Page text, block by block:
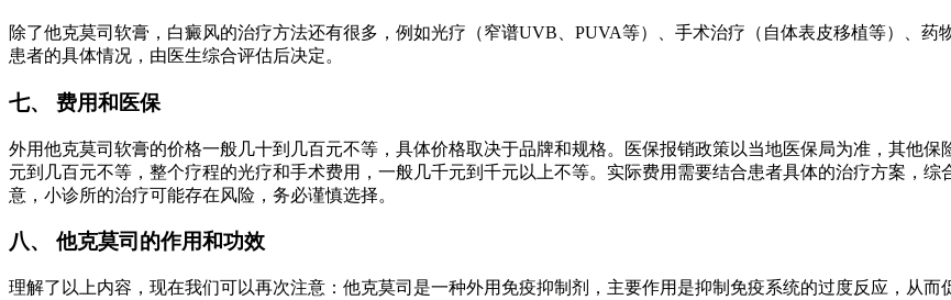
除了他克莫司软膏，白癜风的治疗方法还有很多，例如光疗（窄谱UVB、PUVA等）、手术治疗（自体表皮移植等）、
患者的具体情况，由医生综合评估后决定。
七、 费用和医保
外用他克莫司软膏的价格一般几十到几百元不等，具体价格取决于品牌和规格。医保报销政策以当地医保局为准，其他
元到几百元不等，整个疗程的光疗和手术费用，一般几千元到千元以上不等。实际费用需要结合患者具体的治疗方案，
意，小诊所的治疗可能存在风险，务必谨慎选择。
八、 他克莫司的作用和功效
理解了以上内容，现在我们可以再次注意：他克莫司是一种外用免疫抑制剂，主要作用是抑制免疫系统的过度反应，从